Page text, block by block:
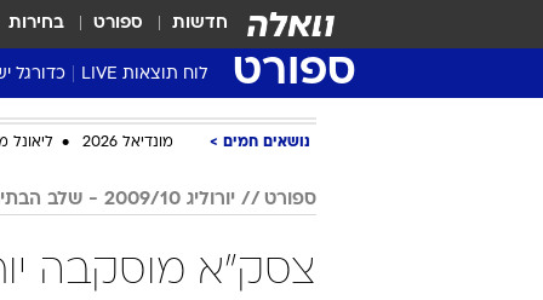
חדשות ספורט בחירות
ספורט לוח תוצאות LIVE כדורגל
ליגת העל Winner
גביע
שגרירים
נושאים חמים מונדיאל 2026 ליאונל
ספורט יורוליג 2009/10 - שלב הבתים הראשון